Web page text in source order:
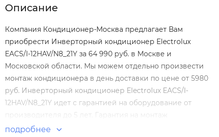
Описание
Компания Кондиционер-Москва предлагает Вам
приобрести Инверторный кондиционер Electrolux
EACS/I-12HAV/N8_21Y за 64 990 руб. в Москве и
Московской области. Мы можем отдельно произвести
монтаж кондиционера в день доставки по цене от 5980
руб. Инверторный кондиционер Electrolux EACS/I-
12HAV/N8_21Y идет с гарантией на оборудование от
производителя до 5 лет. Гарантия на монтаж
Инверторный кондиционер Electrolux EACS/I-
подробнее